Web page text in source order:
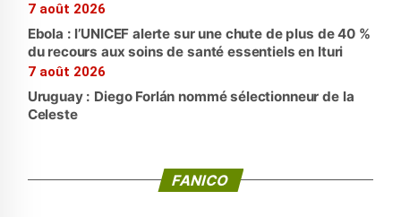
7 août 2026
Ebola : l’UNICEF alerte sur une chute de plus de 40 %
du recours aux soins de santé essentiels en Ituri
7 août 2026
Uruguay : Diego Forlán nommé sélectionneur de la
Celeste
FANICO